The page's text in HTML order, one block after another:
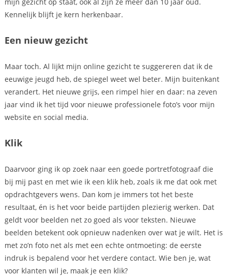
Kennelijk blijft je kern herkenbaar.
Een nieuw gezicht
Maar toch. Al lijkt mijn online gezicht te suggereren dat ik de
eeuwige jeugd heb, de spiegel weet wel beter. Mijn buitenkant
verandert. Het nieuwe grijs, een rimpel hier en daar: na zeven
jaar vind ik het tijd voor nieuwe professionele foto’s voor mijn
website en social media.
Klik
Daarvoor ging ik op zoek naar een goede portretfotograaf die
bij mij past en met wie ik een klik heb, zoals ik me dat ook met
opdrachtgevers wens. Dan kom je immers tot het beste
resultaat, én is het voor beide partijden plezierig werken. Dat
geldt voor beelden net zo goed als voor teksten. Nieuwe
beelden betekent ook opnieuw nadenken over wat je wilt. Het is
met zo’n foto net als met een echte ontmoeting: de eerste
indruk is bepalend voor het verdere contact. Wie ben je, wat
voor klanten wil je, maak je een klik?